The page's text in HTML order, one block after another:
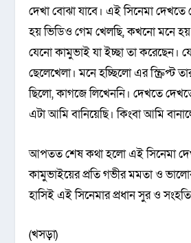
দেখা বোঝা যাবে। এই সিনেমা
হয় ভিডিও গেম খেলছি, কখনো মনে হয়
যেনো কামুভাই যা ইচ্ছা তা করেছেন।
ছেলেখেলা। মনে হচ্ছিলো এর স্ক্রিপ্ট
ছিলো, কাগজে লিখেননি। দেখতে
এটা আমি বানিয়েছি। কিংবা আমি
আপতত শেষ কথা হলো এই সিনেমা
কামুভাইয়ের প্রতি গভীর মমতা ও
হাসিই এই সিনেমার প্রধান সুর ও
(খসড়া)